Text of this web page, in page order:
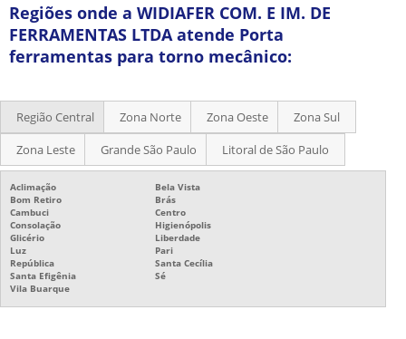
Regiões onde a WIDIAFER COM. E IM. DE
FERRAMENTAS LTDA atende Porta
ferramentas para torno mecânico:
Região Central Zona Norte Zona Oeste
Zona Sul
Zona Leste
Grande São Paulo Litoral de São Paulo
Aclimação
Bela Vista
Bom Retiro
Brás
Cambuci
Centro
Consolação
Higienópolis
Glicério
Liberdade
Luz
Pari
República
Santa Cecília
Santa Efigênia
Sé
Vila Buarque